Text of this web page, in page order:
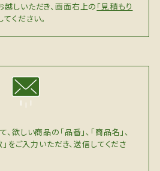
しいただき、画面右上の 「見積もり
ください。
欲しい商品の「品番」、「商品名」、
」をご入力いただき、送信してくださ